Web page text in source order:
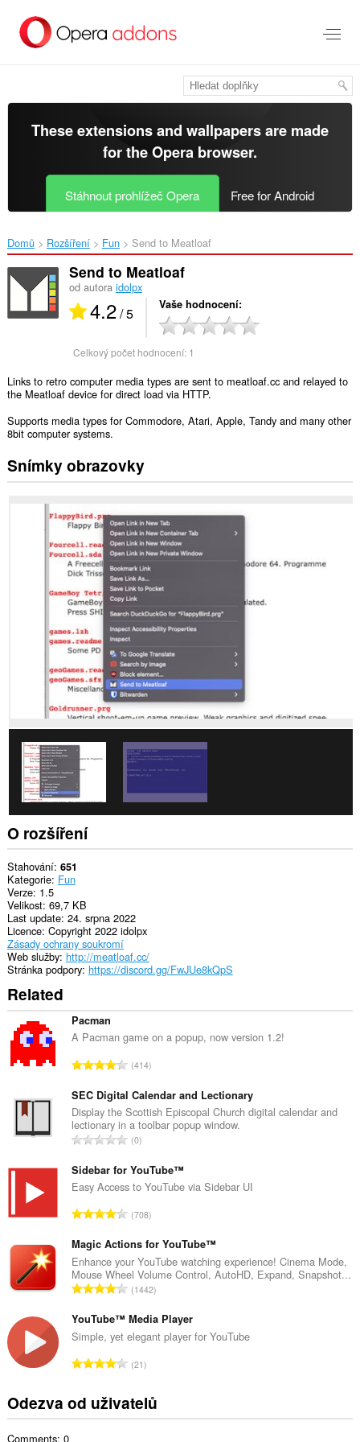
přímo
These extensions and wallpapers are made
for theOpera browser.
Stáhnout prohlížeč Opera Free for Android
Domů Rozšíření Fun Send to Meatloaf‎
Send to Meatloaf
od autora idolpx
4.2/ 5 Vaše hodnocení
Celkový počet hodnocení: 1
Links to retro computer media types are sent to meatloaf.cc and relayed to
the Meatloaf device for direct load via HTTP.
Supports media types for Commodore, Atari, Apple, Tandy and many other
8bit computer systems.
Snímky obrazovky
O rozšíření
Stahování 651
Kategorie Fun
Verze 1.5
Velikost 69,7 KB
Last update 24. srpna 2022
Licence Copyright 2022 idolpx
Zásady ochrany soukromí
Web služby http://meatloaf.cc/
Stránka podpory https://discord.gg/FwJUe8kQpS
Related
Pacman
A Pacman game on a popup, now version 1.2!
C
l
k
o
v
p
o
č
e
t
h
o
d
o
c
n
:
414
SEC Digital Calendar and Lectionary
Display the Scottish Episcopal Church digital calendar and
lectionary in a toolbar popup window.
C
l
k
v
p
o
č
e
t
h
d
o
c
0
Sidebar for YouTube™
Easy Access to YouTube via Sidebar UI
C
l
k
o
v
p
o
č
e
h
o
708
Magic Actions for YouTube™
Enhance your YouTube watching experience! Cinema Mode,
Mouse Wheel Volume Control, AutoHD, Expand, Snapshot...
C
l
k
v
p
o
1442
YouTube™ Media Player
Simple, yet elegant player for YouTube
C
k
21
Odezva od uživatelů
Comments: 0